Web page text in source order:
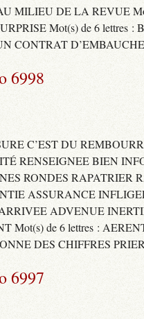
MILIEU DE LA REVUE
Mot(s) de 6 lettres :
CONTRAT
6998
C’EST DU
RENSEIGNEE BIEN
RONDES RAPATRIER
ASSURANCE
ADVENUE
Mot(s) de 6 lettres :
DES CHIFFRES
6997